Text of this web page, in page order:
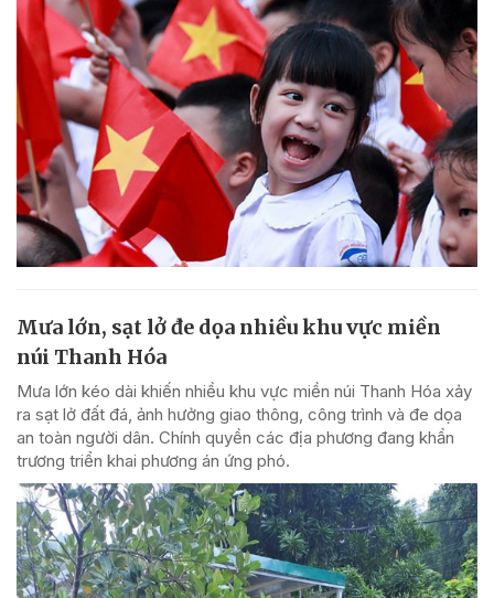
Mưa lớn, sạt lở đe dọa nhiều khu vực miền
núi Thanh Hóa
Mưa lớn kéo dài khiến nhiều khu vực miền núi Thanh Hóa xảy
ra sạt lở đất đá, ảnh hưởng giao thông, công trình và đe dọa
an toàn người dân. Chính quyền các địa phương đang khẩn
trương triển khai phương án ứng phó.